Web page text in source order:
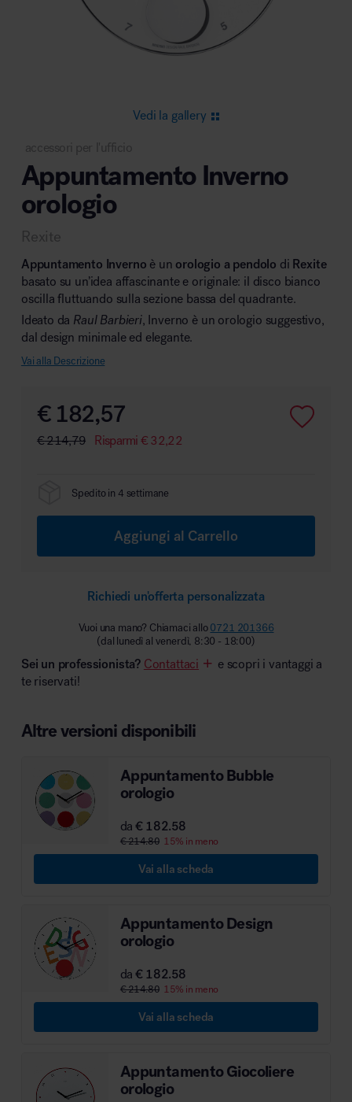
Area riunione e convegni
Area lounge e attesa
Area outdoor
MillerKnoll
Vedi la gallery
accessori per l'ufficio
Appuntamento Inverno
orologio
Rexite
Appuntamento Inverno è un orologio a pendolo di Rexite
basato su un’idea affascinante e originale: il disco bianco
oscilla fluttuando sulla sezione bassa del quadrante.
Ideato da Raul Barbieri, Inverno è un orologio suggestivo,
dal design minimale ed elegante.
Vai alla Descrizione
€182,57
€214,79 Risparmi € 32,22
Spedito in 4 settimane
Aggiungi al Carrello
Richiedi un'offerta personalizzata
Vuoi una mano? Chiamaci allo0721 201366
(dal lunedì al venerdì, 8:30 - 18:00)
Sei un professionista? Contattaci
e scopri i vantaggi a
te riservati!
Altre versioni disponibili
Appuntamento Bubble
orologio
da€ 182.58
€ 214.80 15% in meno
Vai alla scheda
Appuntamento Design
orologio
da€ 182.58
€ 214.80 15% in meno
Vai alla scheda
Appuntamento Giocoliere
orologio